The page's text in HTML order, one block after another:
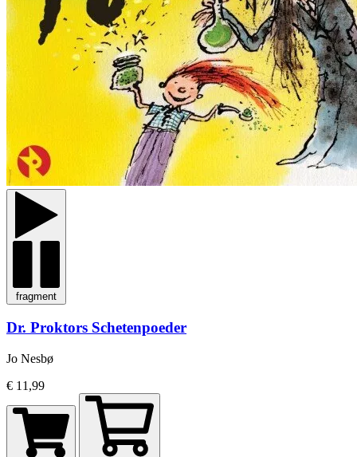
fragment
Dr. Proktors Schetenpoeder
Jo Nesbø
€ 11,99